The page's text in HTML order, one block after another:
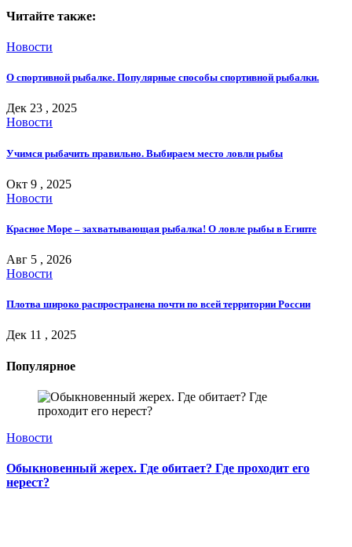
Читайте также:
Новости
О спортивной рыбалке. Популярные способы спортивной рыбалки.
Дек 23 , 2025
Новости
Учимся рыбачить правильно. Выбираем место ловли рыбы
Окт 9 , 2025
Новости
Красное Море – захватывающая рыбалка! О ловле рыбы в Египте
Авг 5 , 2026
Новости
Плотва широко распространена почти по всей территории России
Дек 11 , 2025
Популярное
Новости
Обыкновенный жерех. Где обитает? Где проходит его
нерест?